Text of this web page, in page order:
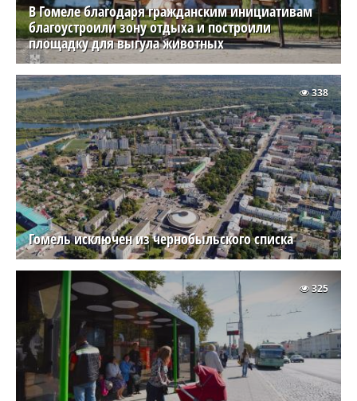
В Гомеле благодаря гражданским инициативам
благоустроили зону отдыха и построили
площадку для выгула животных
Гомель исключен из чернобыльского списка
338
325